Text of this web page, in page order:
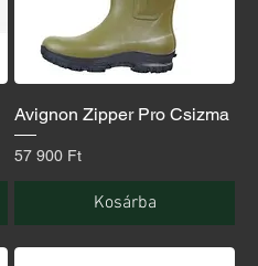
Avignon Zipper Pro Csizma
Ár
57 900 Ft
Kosárba